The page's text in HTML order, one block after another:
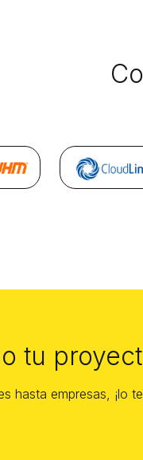
tu
hasta empresas, ¡lo